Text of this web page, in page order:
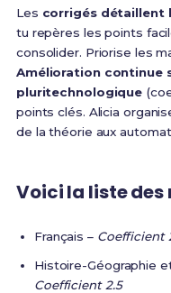
Les corrigés détaillent
tu repères les points
consolider. Priorise les
Amélioration continue
pluritechnologique
points clés. Alicia
de la théorie aux
Voici la liste
Français – Coefficient
Histoire-Géographie
Coefficient 2.5